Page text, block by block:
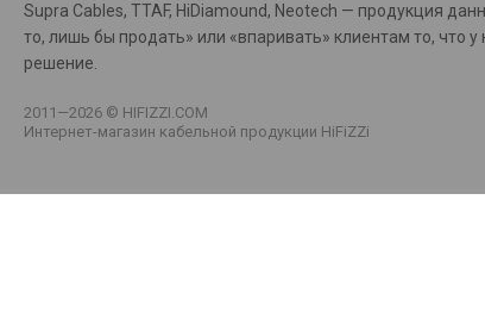
Supra Cables, TTAF, HiDiamound, Neotech — продукция
то, лишь бы продать» или «впаривать» клиентам то,
решение.
2011—2026 © HIFIZZI.COM
Интернет-магазин кабельной продукции HiFiZZi